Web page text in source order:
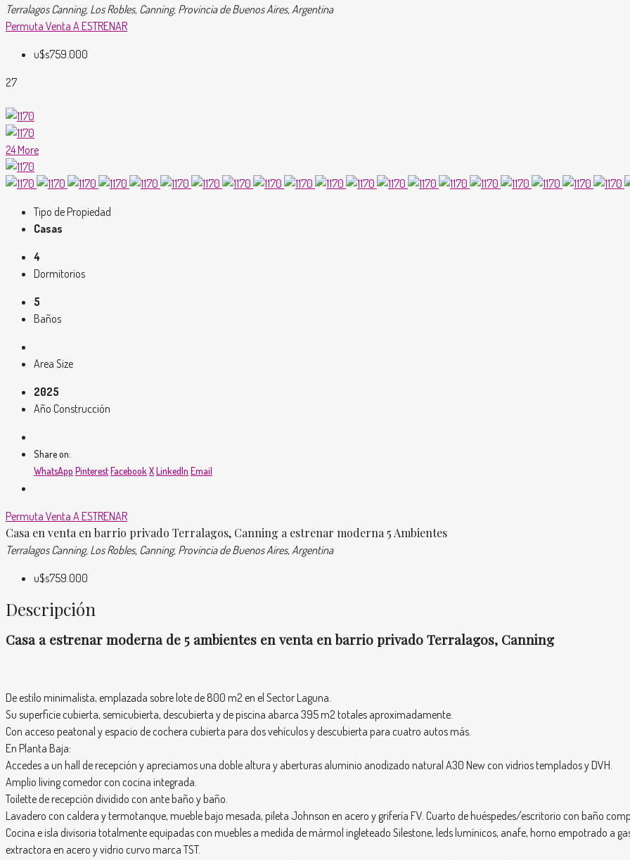
Terralagos Canning, Los Robles, Canning, Provincia de Buenos Aires, Argentina
Permuta Venta A ESTRENAR
u$s759.000
27
24 More
Tipo de Propiedad
Casas
4
Dormitorios
5
Baños
Area Size
2025
Año Construcción
Share on:
WhatsApp PinterestFacebook XLinkedIn Email
Permuta Venta A ESTRENAR
Casa en venta en barrio privado Terralagos, Canning a estrenar moderna 5 Ambientes
Terralagos Canning, Los Robles, Canning, Provincia de Buenos Aires, Argentina
u$s759.000
Descripción
Casa a estrenar moderna de 5 ambientes en venta en barrio privado Terralagos, Canning
De estilo minimalista, emplazada sobre lote de 800 m2 en el Sector Laguna.
Su superficie cubierta, semicubierta, descubierta y de piscina abarca 395 m2 totales aproximadamente.
Con acceso peatonal y espacio de cochera cubierta para dos vehículos y descubierta para cuatro autos más.
En Planta Baja:
Accedes a un hall de recepción y apreciamos una doble altura y aberturas aluminio anodizado natural A30 New con vidrios templados y DVH.
Amplio living comedor con cocina integrada.
Toilette de recepción dividido con ante baño y baño.
Lavadero con caldera y termotanque, mueble bajo mesada, pileta Johnson en acero y grifería FV. Cuarto de huéspedes/escritorio con baño
Cocina e isla divisoria totalmente equipadas con muebles a medida de mármol ingleteado Silestone, leds lumínicos, anafe, horno empotrado a
extractora en acero y vidrio curvo marca TST.